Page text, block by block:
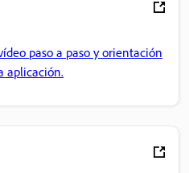
paso a paso y orientación
aplicación.